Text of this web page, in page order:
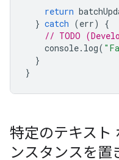
return
} catch (err)
{
// TODO
console. log(
}
}
特定のテキスト
ンスタンスを置